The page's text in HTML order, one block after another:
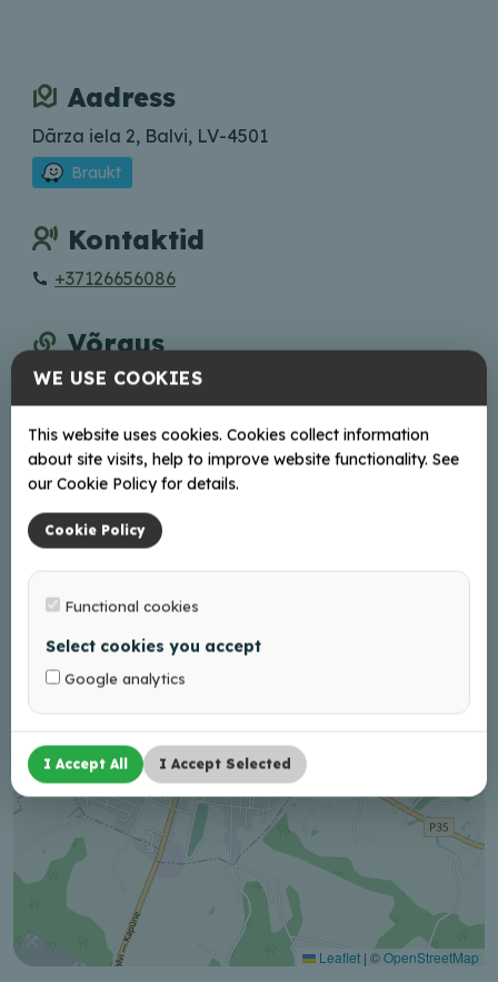
Aadress
Dārza iela 2, Balvi, LV-4501
Braukt
Kontaktid
+37126656086
Võrgus
Mājas lapa
+
−
Leaflet | ©OpenStreetMap
WE USE COOKIES
This website uses cookies. Cookies collect information
about site visits, help to improve website functionality. See
our Cookie Policy for details.
Cookie Policy
Functional cookies
Select cookies you accept
Google analytics
I Accept All I Accept Selected